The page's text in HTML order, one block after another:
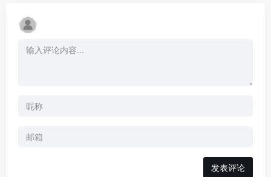
发表评论